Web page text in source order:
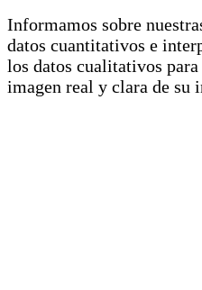
Informamos sobre
datos cuantitativos e
los datos cualitativos
imagen real y clara de su